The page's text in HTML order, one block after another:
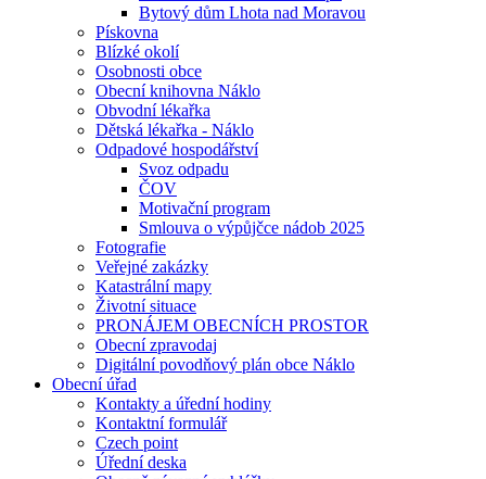
Bytový dům Lhota nad Moravou
Pískovna
Blízké okolí
Osobnosti obce
Obecní knihovna Náklo
Obvodní lékařka
Dětská lékařka - Náklo
Odpadové hospodářství
Svoz odpadu
ČOV
Motivační program
Smlouva o výpůjčce nádob 2025
Fotografie
Veřejné zakázky
Katastrální mapy
Životní situace
PRONÁJEM OBECNÍCH PROSTOR
Obecní zpravodaj
Digitální povodňový plán obce Náklo
Obecní úřad
Kontakty a úřední hodiny
Kontaktní formulář
Czech point
Úřední deska